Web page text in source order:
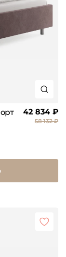
42 834 ₽
58 132 ₽